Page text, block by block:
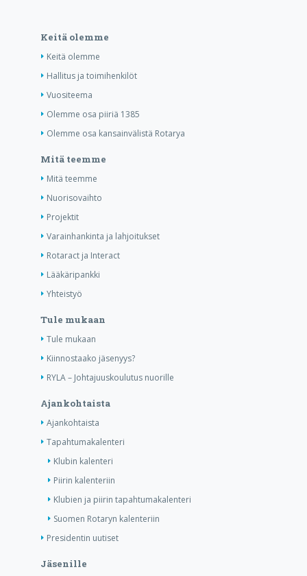
Keitä olemme
Keitä olemme
Hallitus ja toimihenkilöt
Vuositeema
Olemme osa piiriä 1385
Olemme osa kansainvälistä Rotarya
Mitä teemme
Mitä teemme
Nuorisovaihto
Projektit
Varainhankinta ja lahjoitukset
Rotaract ja Interact
Lääkäripankki
Yhteistyö
Tule mukaan
Tule mukaan
Kiinnostaako jäsenyys?
RYLA – Johtajuuskoulutus nuorille
Ajankohtaista
Ajankohtaista
Tapahtumakalenteri
Klubin kalenteri
Piirin kalenteriin
Klubien ja piirin tapahtumakalenteri
Suomen Rotaryn kalenteriin
Presidentin uutiset
Jäsenille